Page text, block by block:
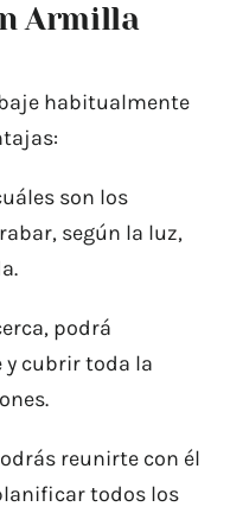
Armilla
habitualmente
son los
según la luz,
podrá
y cubrir toda la
reunirte con él
todos los